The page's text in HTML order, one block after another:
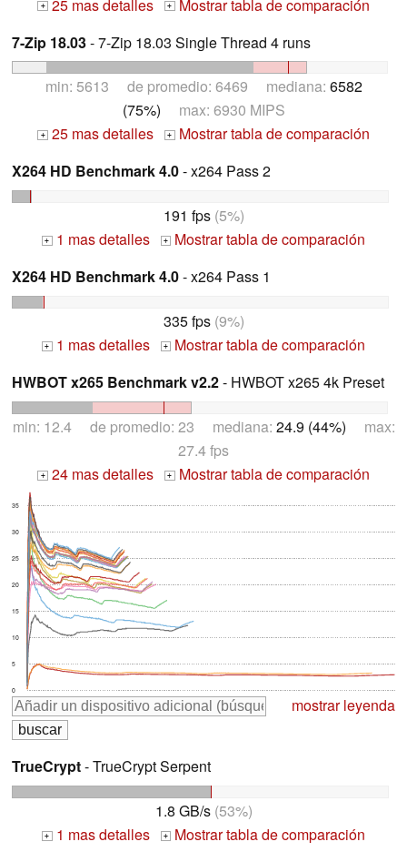
+ 25 mas detalles + Mostrar tabla de comparación
7-Zip 18.03- 7-Zip 18.03 Single Thread 4 runs
min: 5613 de promedio: 6469 mediana: 6582
(75%) max: 6930 MIPS
+ 25 mas detalles + Mostrar tabla de comparación
X264 HD Benchmark 4.0- x264 Pass 2
191 fps(5%)
+ 1 mas detalles +
Mostrar tabla de comparación
X264 HD Benchmark 4.0- x264 Pass 1
335 fps(9%)
+ 1 mas detalles +
Mostrar tabla de comparación
HWBOT x265 Benchmark v2.2- HWBOT x265 4k Preset
min: 12.4 de promedio: 23 mediana: 24.9 (44%) max:
27.4 fps
+ 24 mas detalles + Mostrar tabla de comparación
0
5
10
15
20
25
30
35
mostrar leyenda
TrueCrypt- TrueCrypt Serpent
1.8 GB/s(53%)
+ 1 mas detalles +
Mostrar tabla de comparación